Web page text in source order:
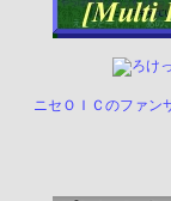
ニセＯＩＣのファン